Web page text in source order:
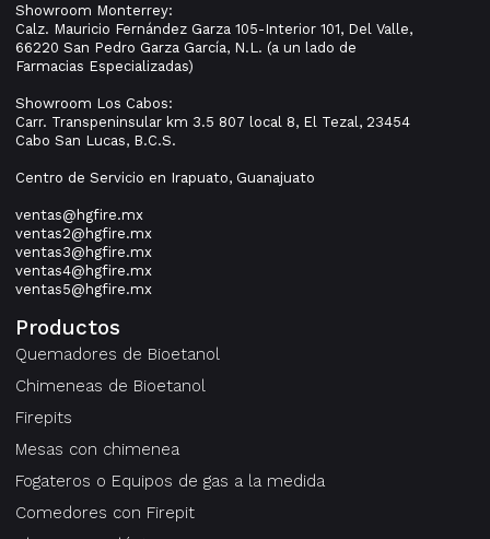
Showroom Monterrey:
Calz. Mauricio Fernández Garza 105-Interior 101, Del Valle,
66220 San Pedro Garza García, N.L. (a un lado de
Farmacias Especializadas)
Showroom Los Cabos:
Carr. Transpeninsular km 3.5 807 local 8, El Tezal, 23454
Cabo San Lucas, B.C.S.
Centro de Servicio en Irapuato, Guanajuato
ventas@hgfire.mx
ventas2@hgfire.mx
ventas3@hgfire.mx
ventas4@hgfire.mx
ventas5@hgfire.mx
Productos
Quemadores de Bioetanol
Chimeneas de Bioetanol
Firepits
Mesas con chimenea
Fogateros o Equipos de gas a la medida
Comedores con Firepit